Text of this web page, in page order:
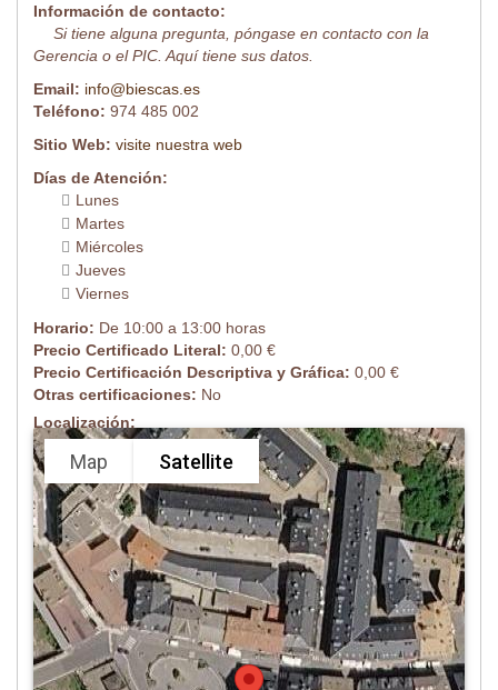
Información de contacto:
Si tiene alguna pregunta, póngase en contacto con la
Gerencia o el PIC. Aquí tiene sus datos.
Email: info@biescas.es
Teléfono: 974 485 002
Sitio Web: visite nuestra web
Días de Atención:
Lunes
Martes
Miércoles
Jueves
Viernes
Horario: De 10:00 a 13:00 horas
Precio Certificado Literal: 0,00 €
Precio Certificación Descriptiva y Gráfica: 0,00 €
Otras certificaciones: No
Localización:
Map Satellite